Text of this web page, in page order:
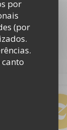
por
(por
Apoio
Atmosfera
Menus
Qualidade/Preço